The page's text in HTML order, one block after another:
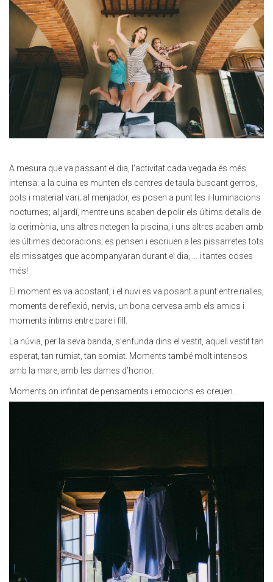
A mesura que va passant el dia, l’activitat cada vegada és més
intensa: a la cuina es munten els centres de taula buscant gerros,
pots i material vari; al menjador, es posen a punt les il·luminacions
nocturnes; al jardí, mentre uns acaben de polir els últims detalls de
la cerimònia, uns altres netegen la piscina, i uns altres acaben amb
les últimes decoracions; es pensen i escriuen a les pissarretes tots
els missatges que acompanyaran durant el dia, … i tantes coses
més!
El moment es va acostant, i el nuvi es va posant a punt entre rialles,
moments de reflexió, nervis, un bona cervesa amb els amics i
moments íntims entre pare i fill.
La núvia, per la seva banda, s’enfunda dins el vestit, aquell vestit tan
esperat, tan rumiat, tan somiat. Moments també molt intensos
amb la mare, amb les dames d’honor.
Moments on infinitat de pensaments i emocions es creuen.